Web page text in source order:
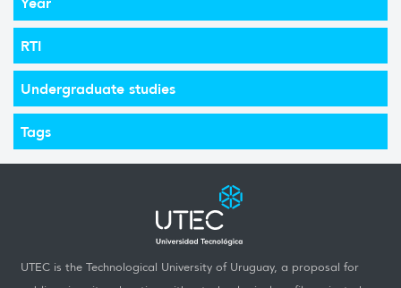
RTI
Undergraduate studies
Tags
UTEC is the Technological University of Uruguay, a proposal for